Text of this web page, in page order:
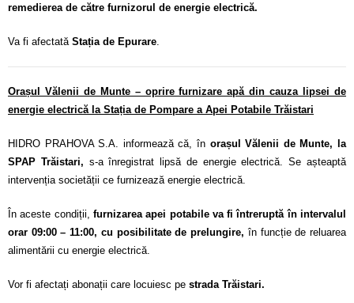
remedierea de către furnizorul de energie electrică.
Va fi afectată Stația de Epurare
Orașul Vălenii de Munte – oprire furnizare apă din cauza lipsei de
energie electrică la Stația de Pompare a Apei Potabile Trăistari
HIDRO PRAHOVA S.A. informează că, în orașul Vălenii de Munte, la
SPAP Trăistari, s-a înregistrat lipsă de energie electrică. Se așteaptă
intervenția societății ce furnizează energie electrică.
În aceste condiții, furnizarea apei potabile va fi întreruptă în intervalul
orar 09:00 – 11:00, cu posibilitate de prelungire, în funcție de reluarea
alimentării cu energie electrică.
Vor fi afectați abonații care locuiesc pe strada Trăistari.